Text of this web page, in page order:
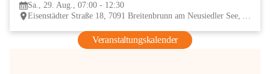
Sa., 29. Aug., 07:00 - 12:30
Eisenstädter Straße 18, 7091 Breitenbrunn am Neusiedler See, AUT
Veranstaltungskalender